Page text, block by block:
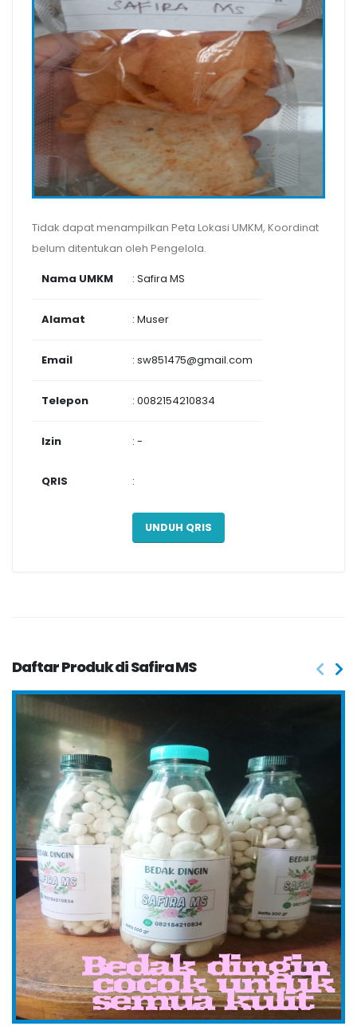
Tidak dapat menampilkan Peta Lokasi UMKM, Koordinat
belum ditentukan oleh Pengelola.
Nama UMKM
: Safira MS
Alamat : Muser
Email : sw851475@gmail.com
Telepon : 0082154210834
Izin : -
QRIS :
UNDUH QRIS
Daftar Produk di Safira MS